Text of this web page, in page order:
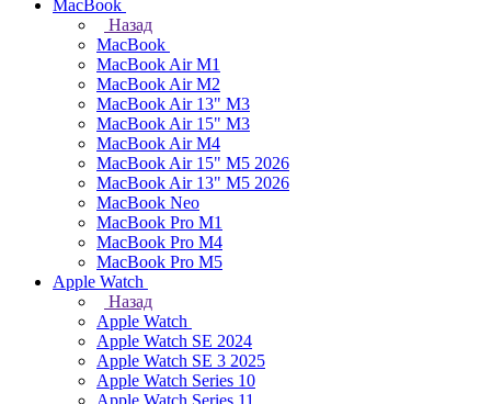
MacBook
Назад
MacBook
MacBook Air M1
MacBook Air M2
MacBook Air 13" M3
MacBook Air 15" M3
MacBook Air M4
MacBook Air 15" М5 2026
MacBook Air 13" М5 2026
MacBook Neo
MacBook Pro M1
MacBook Pro M4
MacBook Pro M5
Apple Watch
Назад
Apple Watch
Apple Watch SE 2024
Apple Watch SE 3 2025
Apple Watch Series 10
Apple Watch Series 11